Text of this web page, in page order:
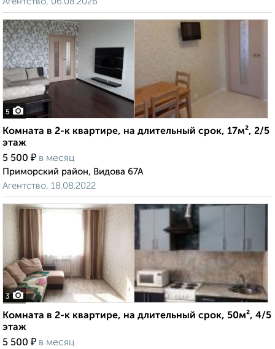
5
Комната в 2-к квартире, на длительный срок, 17м², 2/5
этаж
5 500 ₽ в месяц
Приморский район, Видова 67А
Агентство, 18.08.2022
3
Комната в 2-к квартире, на длительный срок, 50м², 4/5
этаж
5 500 ₽ в месяц